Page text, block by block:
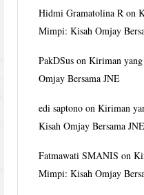
Hidmi Gramatolina R on
Mimpi: Kisah Omjay
PakDSus onKiriman
Omjay Bersama JNE
edi saptono onKiriman
Kisah Omjay Bersama JNE
Fatmawati SMANIS on
Mimpi: Kisah Omjay